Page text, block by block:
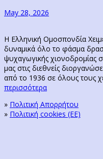
May 28, 2026
Η Ελληνική Ομοσπονδία
δυναμικά όλο το φάσμα
ψυχαγωγικής χιονοδρομίας
μας στις διεθνείς
από το 1936 σε όλους τους
περισσότερα
» Πολιτική Απορρήτου
» Πολιτική cookies (ΕΕ)